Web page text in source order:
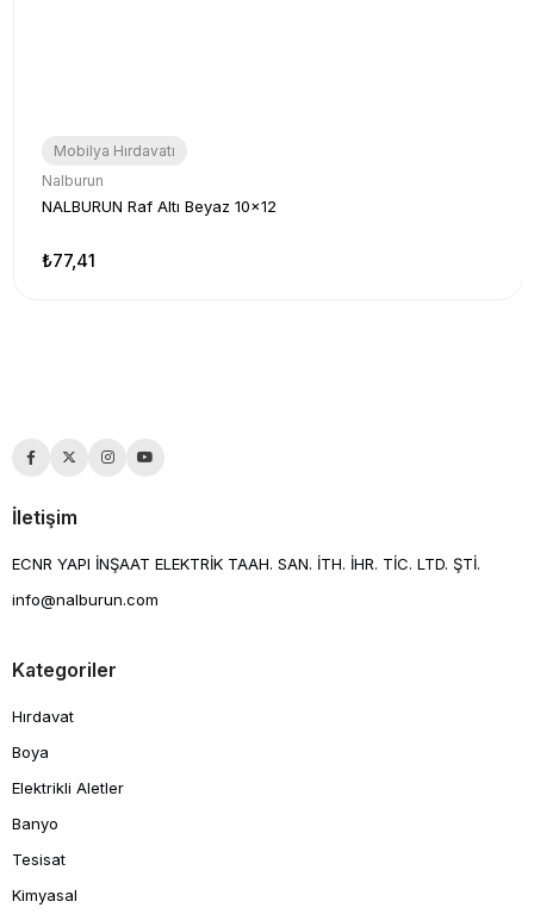
Mobilya Hırdavatı
Nalburun
NALBURUN Raf Altı Beyaz 10x12
₺77,41
İletişim
ECNR YAPI İNŞAAT ELEKTRİK TAAH. SAN. İTH. İHR. TİC. LTD. ŞTİ.
info@nalburun.com
Kategoriler
Hırdavat
Boya
Elektrikli Aletler
Banyo
Tesisat
Kimyasal